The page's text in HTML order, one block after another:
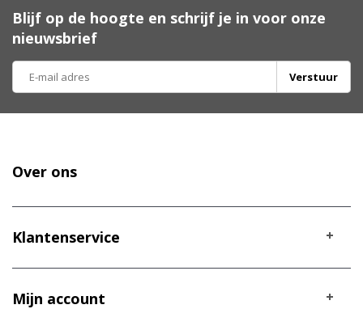
Blijf op de hoogte en schrijf je in voor onze
nieuwsbrief
Verstuur
Over ons
Klantenservice
Mijn account